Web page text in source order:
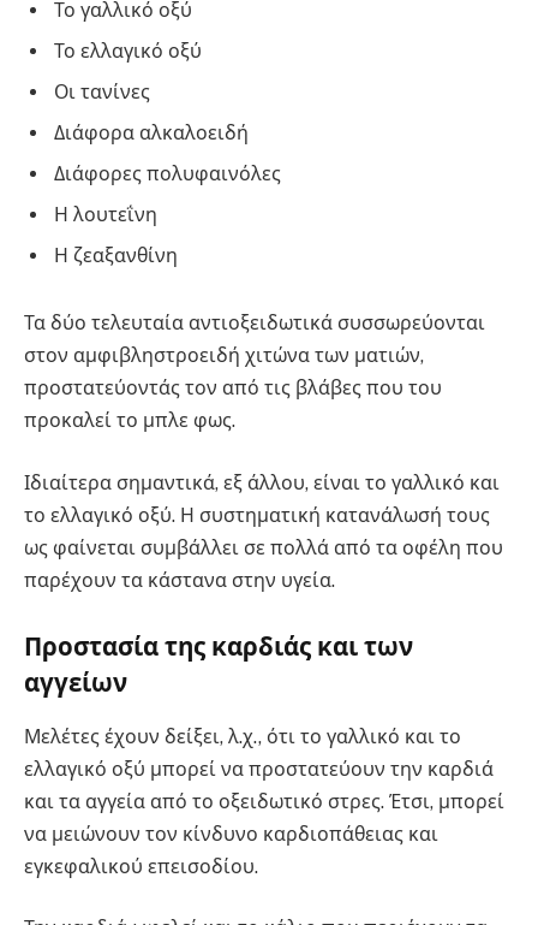
Το γαλλικό οξύ
Το ελλαγικό οξύ
Οι τανίνες
Διάφορα αλκαλοειδή
Διάφορες πολυφαινόλες
Η λουτεΐνη
Η ζεαξανθίνη
Τα δύο τελευταία αντιοξειδωτικά συσσωρεύονται
στον αμφιβληστροειδή χιτώνα των ματιών,
προστατεύοντάς τον από τις βλάβες που του
προκαλεί το μπλε φως.
Ιδιαίτερα σημαντικά, εξ άλλου, είναι το γαλλικό και
το ελλαγικό οξύ. Η συστηματική κατανάλωσή τους
ως φαίνεται συμβάλλει σε πολλά από τα οφέλη που
παρέχουν τα κάστανα στην υγεία.
Προστασία της καρδιάς και των
αγγείων
Μελέτες έχουν δείξει, λ.χ., ότι το γαλλικό και το
ελλαγικό οξύ μπορεί να προστατεύουν την καρδιά
και τα αγγεία από το οξειδωτικό στρες. Έτσι, μπορεί
να μειώνουν τον κίνδυνο καρδιοπάθειας και
εγκεφαλικού επεισοδίου.